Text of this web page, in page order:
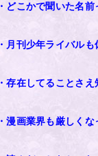
・どこかで聞いた名
・月刊少年ライバル
・存在してることさ
・漫画業界も厳しく